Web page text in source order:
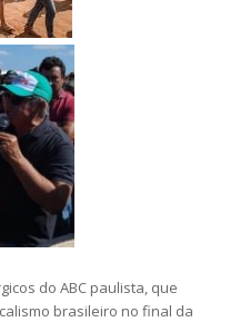
do ABC paulista, que
brasileiro no final da